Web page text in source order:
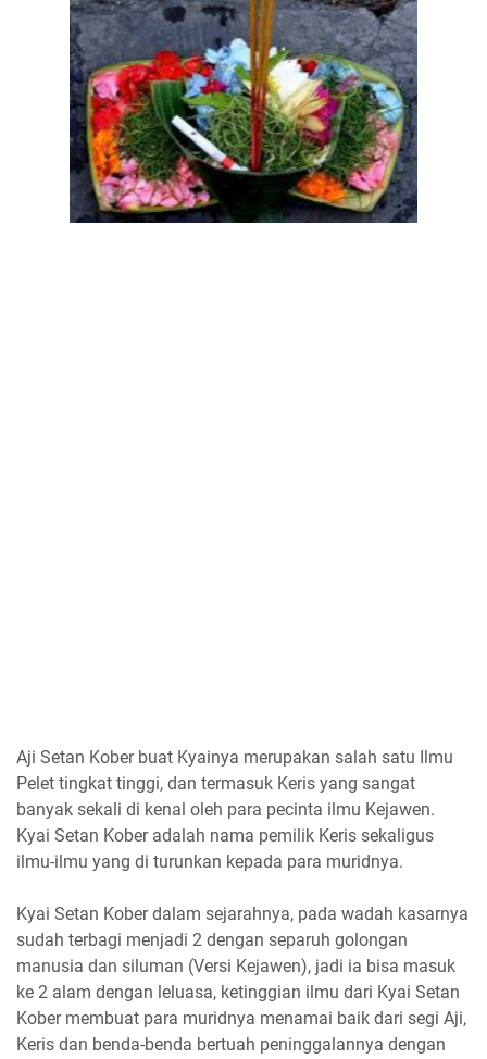
Aji Setan Kober buat Kyainya merupakan salah satu Ilmu
Pelet tingkat tinggi, dan termasuk Keris yang sangat
banyak sekali di kenal oleh para pecinta ilmu Kejawen.
Kyai Setan Kober adalah nama pemilik Keris sekaligus
ilmu-ilmu yang di turunkan kepada para muridnya.
Kyai Setan Kober dalam sejarahnya, pada wadah kasarnya
sudah terbagi menjadi 2 dengan separuh golongan
manusia dan siluman (Versi Kejawen), jadi ia bisa masuk
ke 2 alam dengan leluasa, ketinggian ilmu dari Kyai Setan
Kober membuat para muridnya menamai baik dari segi Aji,
Keris dan benda-benda bertuah peninggalannya dengan